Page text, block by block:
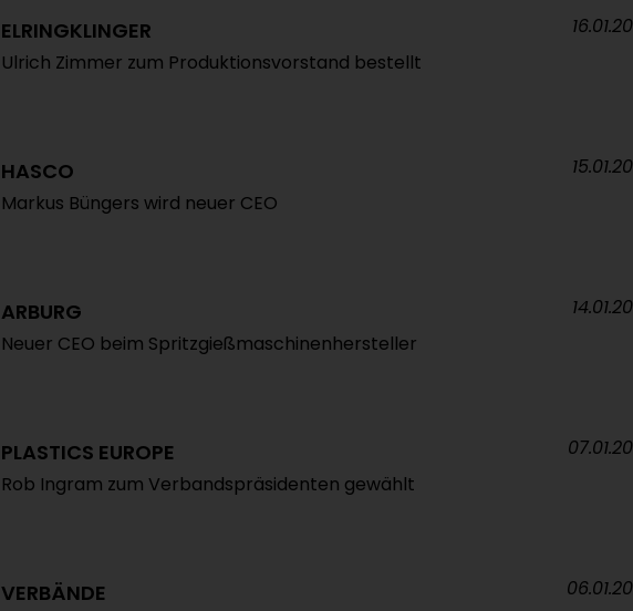
ELRINGKLINGER
Ulrich Zimmer zum Produktionsvorstand bestellt
HASCO
Markus Büngers wird neuer CEO
ARBURG
Neuer CEO beim Spritzgießmaschinenhersteller
PLASTICS EUROPE
Rob Ingram zum Verbandspräsidenten gewählt
VERBÄNDE